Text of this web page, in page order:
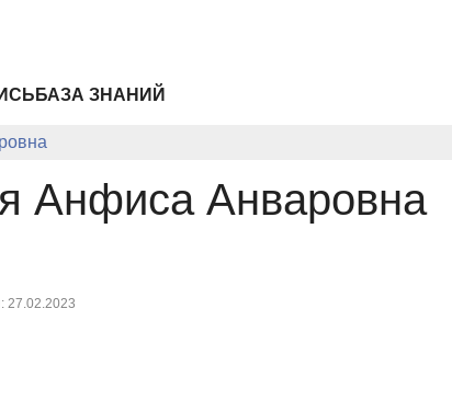
БАЗА ЗНАНИЙ
Анфиса Анваровна
27.02.2023